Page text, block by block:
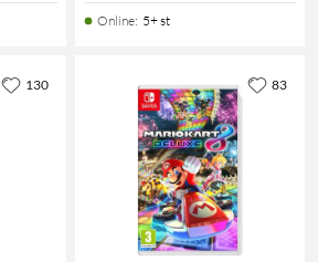
Online: 5+ st
130 83